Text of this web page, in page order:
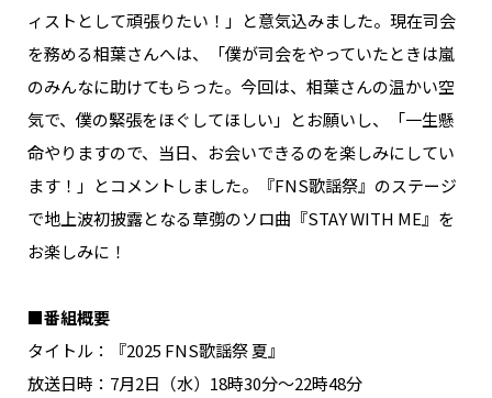
ィストとして頑張りたい！」と意気込みました。現在司会
を務める相葉さんへは、「僕が司会をやっていたときは嵐
のみんなに助けてもらった。今回は、相葉さんの温かい空
気で、僕の緊張をほぐしてほしい」とお願いし、「一生懸
命やりますので、当日、お会いできるのを楽しみにしてい
ます！」とコメントしました。『FNS歌謡祭』のステージ
で地上波初披露となる草彅のソロ曲『STAY WITH ME』を
お楽しみに！
■番組概要
タイトル：『2025 FNS歌謡祭 夏』
放送日時：7月2日（水）18時30分～22時48分